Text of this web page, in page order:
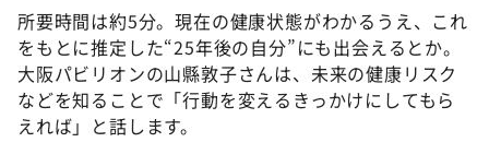
所要時間は約5分。現在の健康状態がわかるうえ、これ
をもとに推定した“25年後の自分”にも出会えるとか。
大阪パビリオンの山縣敦子さんは、未来の健康リスク
などを知ることで「行動を変えるきっかけにしてもら
えれば」と話します。